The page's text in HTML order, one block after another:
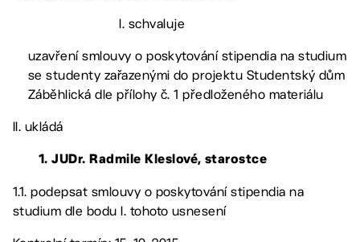
I. schvaluje
uzavření smlouvy o poskytování stipendia na studium
se studenty zařazenými do projektu Studentský dům
Záběhlická dle přílohy č. 1 předloženého materiálu
II. ukládá
1. JUDr. Radmile Kleslové, starostce
1.1. podepsat smlouvy o poskytování stipendia na
studium dle bodu I. tohoto usnesení